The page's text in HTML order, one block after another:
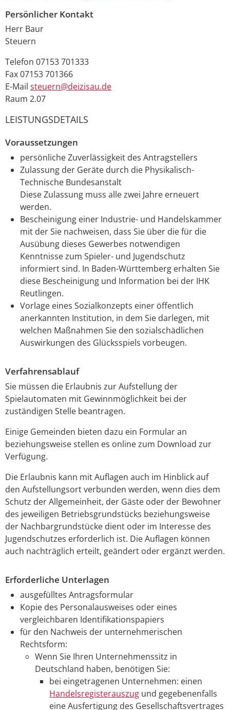
Persönlicher Kontakt
Herr Baur
Steuern
Telefon 07153 701333
Fax07153 701366
E-Mail steuern@deizisau.de
Raum 2.07
LEISTUNGSDETAILS
Voraussetzungen
persönliche Zuverlässigkeit des Antragstellers
Zulassung der Geräte durch die Physikalisch-
Technische Bundesanstalt
Diese Zulassung muss alle zwei Jahre erneuert
werden.
Bescheinigung einer Industrie- und Handelskammer
mit der Sie nachweisen, dass Sie über die für die
Ausübung dieses Gewerbes notwendigen
Kenntnisse zum Spieler- und Jugendschutz
informiert sind. In Baden-Württemberg erhalten Sie
diese Bescheinigung und Information bei der IHK
Reutlingen.
Vorlage eines Sozialkonzepts einer öffentlich
anerkannten Institution, in dem Sie darlegen, mit
welchen Maßnahmen Sie den sozialschädlichen
Auswirkungen des Glücksspiels vorbeugen.
Verfahrensablauf
Sie müssen die Erlaubnis zur Aufstellung der
Spielautomaten mit Gewinnmöglichkeit bei der
zuständigen Stelle beantragen.
Einige Gemeinden bieten dazu ein Formular an
beziehungsweise stellen es online zum Download zur
Verfügung.
Die Erlaubnis kann mit Auflagen auch im Hinblick auf
den Aufstellungsort verbunden werden, wenn dies dem
Schutz der Allgemeinheit, der Gäste oder der Bewohner
des jeweiligen Betriebsgrundstücks beziehungsweise
der Nachbargrundstücke dient oder im Interesse des
Jugendschutzes erforderlich ist. Die Auflagen können
auch nachträglich erteilt, geändert oder ergänzt werden.
Erforderliche Unterlagen
ausgefülltes Antragsformular
Kopie des Personalausweises oder eines
vergleichbaren Identifikationspapiers
für den Nachweis der unternehmerischen
Rechtsform:
Wenn Sie Ihren Unternehmenssitz in
Deutschland haben, benötigen Sie:
bei eingetragenen Unternehmen: einen
Handelsregisterauszug und gegebenenfalls
eine Ausfertigung des Gesellschaftsvertrages